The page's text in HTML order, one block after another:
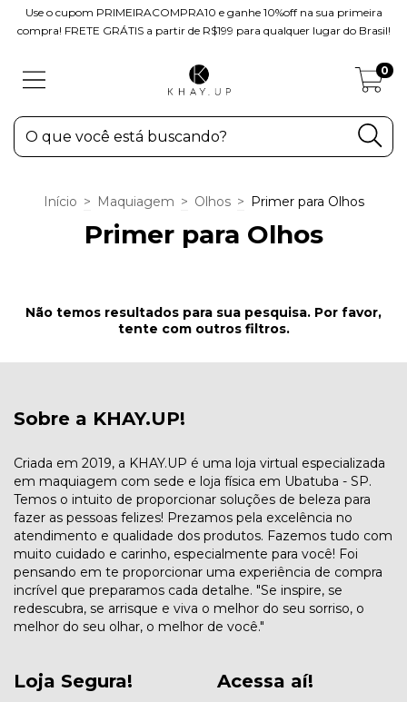
Use o cupom PRIMEIRACOMPRA10 e ganhe 10%off na sua primeira
compra! FRETE GRÁTIS a partir de R$199 para qualquer lugar do Brasil!
0
Início > Maquiagem > Olhos > Primer para Olhos
Primer para Olhos
Não temos resultados para sua pesquisa. Por favor,
tente com outros filtros.
Sobre a KHAY.UP!
Criada em 2019, a KHAY.UP é uma loja virtual especializada
em maquiagem com sede e loja física em Ubatuba - SP.
Temos o intuito de proporcionar soluções de beleza para
fazer as pessoas felizes! Prezamos pela excelência no
atendimento e qualidade dos produtos. Fazemos tudo com
muito cuidado e carinho, especialmente para você! Foi
pensando em te proporcionar uma experiência de compra
incrível que preparamos cada detalhe. "Se inspire, se
redescubra, se arrisque e viva o melhor do seu sorriso, o
melhor do seu olhar, o melhor de você."
Loja Segura! Acessa aí!